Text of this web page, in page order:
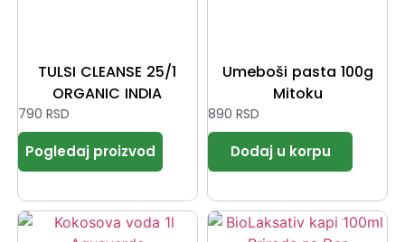
TULSI CLEANSE 25/1
ORGANIC INDIA
790 RSD
Umeboši pasta 100g
Mitoku
890 RSD